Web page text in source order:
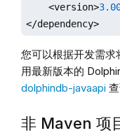
    <version>
</dependency>
您可以根据开发需
用最新版本的
dolphindb-javaapi 查
非 Maven 项